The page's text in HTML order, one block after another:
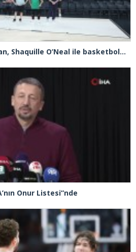
Cumhurbaşkanı Erdoğan, Shaquille O’Neal ile basketbol oynadı
Onur Listesi”nde